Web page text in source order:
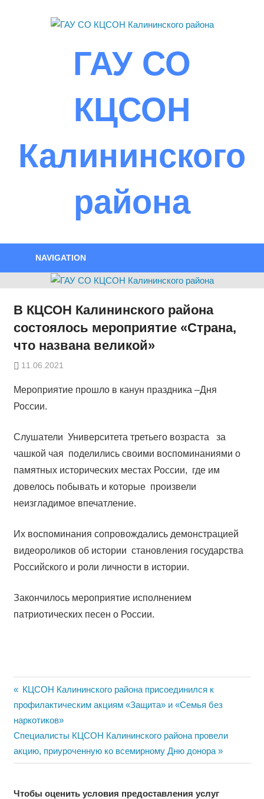
ГАУ СО
КЦСОН
Калининского
района
NAVIGATION
В КЦСОН Калининского района
состоялось мероприятие «Страна,
что названа великой»
11.06.2021
Мероприятие прошло в канун праздника –Дня
России.
Слушатели Университета третьего возраста за
чашкой чая поделились своими воспоминаниями о
памятных исторических местах России, где им
довелось побывать и которые произвели
неизгладимое впечатление.
Их воспоминания сопровождались демонстрацией
видеороликов об истории становления государства
Российского и роли личности в истории.
Закончилось мероприятие исполнением
патриотических песен о России.
Навигация
по
записям
Previous
Post:
КЦСОН Калининского района присоединился к
профилактическим акциям «Защита» и «Семья без
наркотиков»
Next
Post:
Специалисты КЦСОН Калининского района провели
акцию, приуроченную ко всемирному Дню донора
Чтобы оценить условия предоставления услуг